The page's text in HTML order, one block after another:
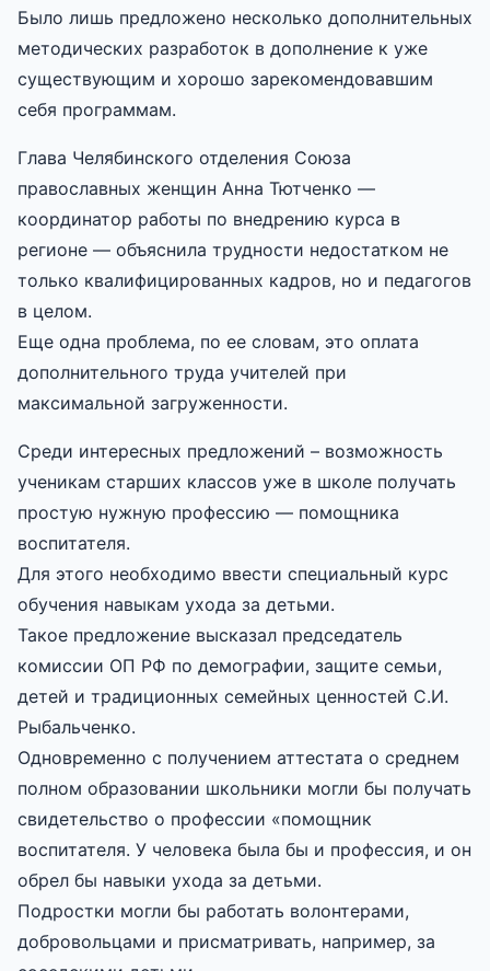
Было лишь предложено несколько дополнительных
методических разработок в дополнение к уже
существующим и хорошо зарекомендовавшим
себя программам.
Глава Челябинского отделения Союза
православных женщин Анна Тютченко —
координатор работы по внедрению курса в
регионе — объяснила трудности недостатком не
только квалифицированных кадров, но и педагогов
в целом.
Еще одна проблема, по ее словам, это оплата
дополнительного труда учителей при
максимальной загруженности.
Среди интересных предложений – возможность
ученикам старших классов уже в школе получать
простую нужную профессию — помощника
воспитателя.
Для этого необходимо ввести специальный курс
обучения навыкам ухода за детьми.
Такое предложение высказал председатель
комиссии ОП РФ по демографии, защите семьи,
детей и традиционных семейных ценностей С.И.
Рыбальченко.
Одновременно с получением аттестата о среднем
полном образовании школьники могли бы получать
свидетельство о профессии «помощник
воспитателя. У человека была бы и профессия, и он
обрел бы навыки ухода за детьми.
Подростки могли бы работать волонтерами,
добровольцами и присматривать, например, за